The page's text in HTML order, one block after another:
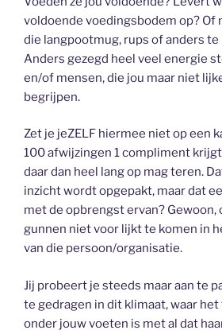
voldoende voedingsbodem op? Of
die langpootmug, rups of anders
Anders gezegd heel veel energie
en/of mensen, die jou maar niet
begrijpen.
Zet je jeZELF hiermee niet op een
100 afwijzingen 1 compliment
daar dan heel lang op mag teren.
inzicht wordt opgepakt, maar dat
met de opbrengst ervan? Gewoon,
gunnen niet voor lijkt te komen in
van die persoon/organisatie.
Jij probeert je steeds maar aan te
te gedragen in dit klimaat, waar
onder jouw voeten is met al dat